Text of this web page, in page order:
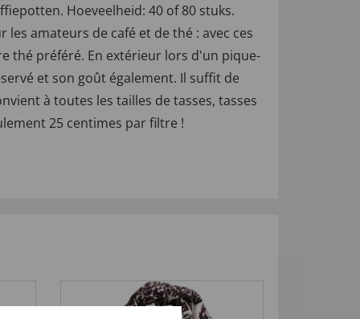
Hoeveelheid: 40 of 80 stuks.
amateurs de café et de thé : avec ces
thé préféré. En extérieur lors d'un pique-
et son goût également. Il suffit de
à toutes les tailles de tasses, tasses
25 centimes par filtre !